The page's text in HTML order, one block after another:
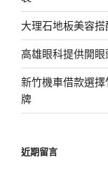
大理石地板美容
高雄眼科提供開
新竹機車借款選
牌
近期留言